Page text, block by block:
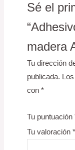
Sé el
madera
Tu dirección
publicada.
con *
Tu puntuación
Tu valoración *